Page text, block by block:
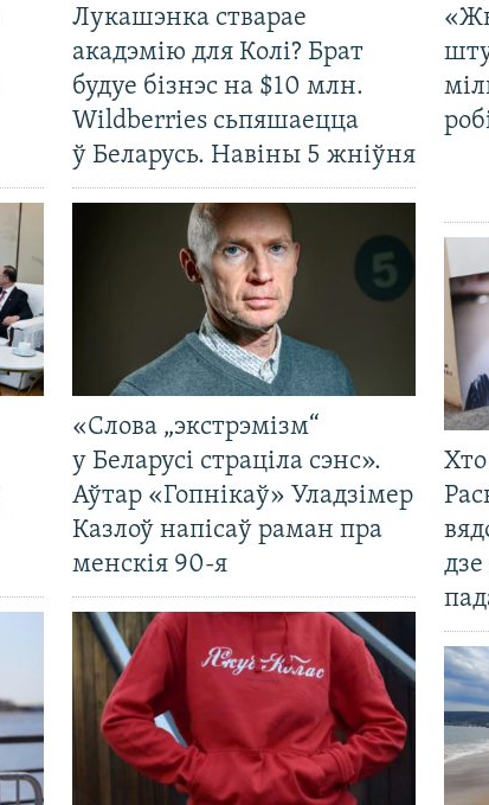
Лукашэнка стварае
акадэмію для Колі? Брат
будуе бізнэс на $10 млн.
Wildberries сьпяшаецца
ў Беларусь. Навіны 5 жніўня
«Слова „экстрэмізм“
у Беларусі страціла сэнс».
Аўтар «Гопнікаў» Уладзімер
Казлоў напісаў раман пра
менскія 90-я